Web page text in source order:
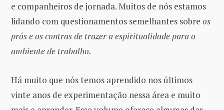
e companheiros de jornada. Muitos de nós estamos
lidando com questionamentos semelhantes sobre os
prós e os contras de trazer a espiritualidade para o
ambiente de trabalho.
Há muito que nós temos aprendido nos últimos
vinte anos de experimentação nessa área e muito